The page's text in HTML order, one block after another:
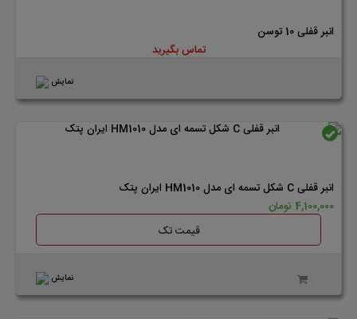
انبر قفلی 10 توسن
تماس بگیرید
نمایش
انبر قفلی C شکل تسمه ای مدل HM1010 ایران پتک
4,100,000 تومان
قیمت تک
نمایش